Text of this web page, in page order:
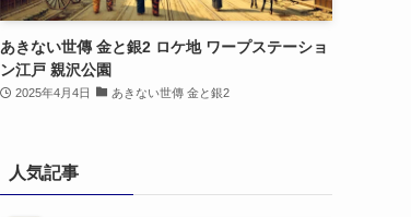
あきない世傳 金と銀2 ロケ地 ワープステーショ
ン江戸 親沢公園
2025年4月4日 あきない世傳 金と銀2
人気記事